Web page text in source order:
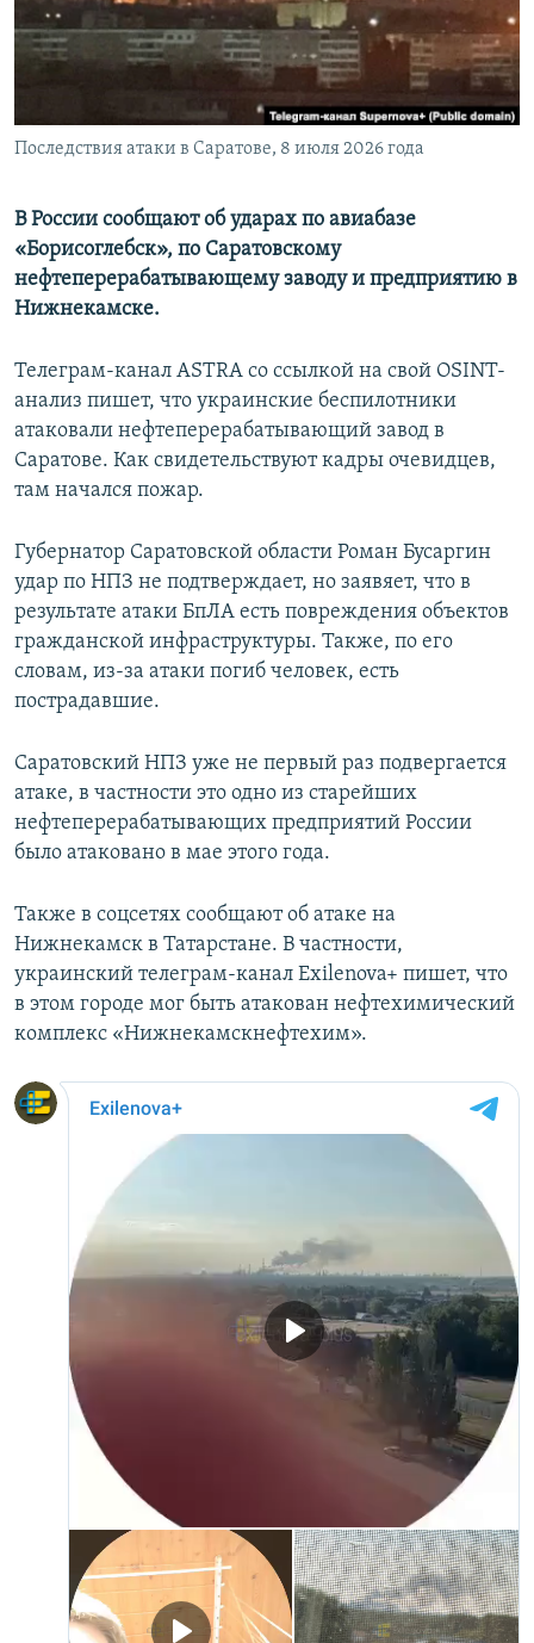
ПОБЕДИТЕЛЕЙ НЕ СУДЯТ?
КРЫМ.НЕПОКОРЕННЫЙ
УКРАИНСКАЯ ПРОБЛЕМА КРЫМА
ПРИСОЕДИНЯЙТЕСЬ!
Последствия атаки в Саратове, 8 июля 2026 года
В России сообщают об ударах по авиабазе
«Борисоглебск», по Саратовскому
нефтеперерабатывающему заводу и предприятию в
Нижнекамске.
Телеграм-канал ASTRA со ссылкой на свой OSINT-
анализ пишет, что украинские беспилотники
атаковали нефтеперерабатывающий завод в
Саратове. Как свидетельствуют кадры очевидцев,
там начался пожар.
Губернатор Саратовской области Роман Бусаргин
удар по НПЗ не подтверждает, но заявяет, что в
результате атаки БпЛА есть повреждения объектов
гражданской инфраструктуры. Также, по его
словам, из-за атаки погиб человек, есть
пострадавшие.
Саратовский НПЗ уже не первый раз подвергается
атаке, в частности это одно из старейших
нефтеперерабатывающих предприятий России
было атаковано в мае этого года.
Также в соцсетях сообщают об атаке на
Нижнекамск в Татарстане. В частности,
украинский телеграм-канал Exilenova+ пишет, что
в этом городе мог быть атакован нефтехимический
комплекс «Нижнекамскнефтехим».